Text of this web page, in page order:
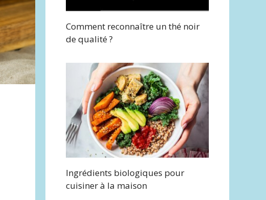
Comment reconnaître un thé noir
de qualité ?
Ingrédients biologiques pour
cuisiner à la maison